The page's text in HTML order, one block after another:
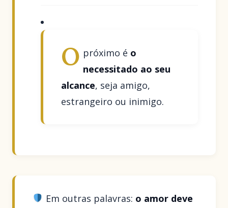
O próximo é o
necessitado ao seu
alcance, seja amigo,
estrangeiro ou inimigo.
Em outras palavras: o amor deve